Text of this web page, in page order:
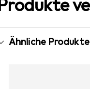
Ähnliche Produkte